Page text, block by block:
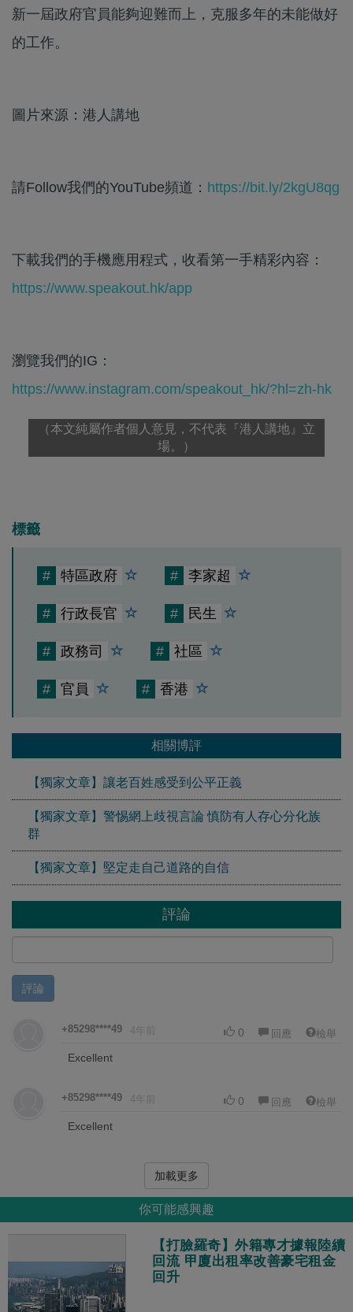
新一屆政府官員能夠迎難而上，克服多年的未能做好
的工作。
圖片來源：港人講地
請Follow我們的YouTube頻道： https://bit.ly/2kgU8qg
下載我們的手機應用程式，收看第一手精彩內容：
https://www.speakout.hk/app
瀏覽我們的IG：
https://www.instagram.com/speakout_hk/?hl=zh-hk
（本文純屬作者個人意見，不代表『港人講地』立
場。）
標籤
# 特區政府 # 李家超
# 行政長官 # 民生
# 政務司 # 社區
# 官員 # 香港
相關博評
【獨家文章】讓老百姓感受到公平正義
【獨家文章】警惕網上歧視言論 慎防有人存心分化族
群
【獨家文章】堅定走自己道路的自信
評論
評論
+85298****49 4年前 0 回應 檢舉
Excellent
+85298****49 4年前 0 回應 檢舉
Excellent
加載更多
你可能感興趣
【打臉羅奇】外籍專才據報陸續
回流 甲廈出租率改善豪宅租金
回升